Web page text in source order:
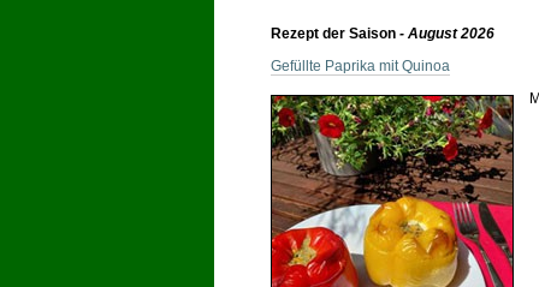
Rezept der Saison- August 2026
Gefüllte Paprika mit Quinoa